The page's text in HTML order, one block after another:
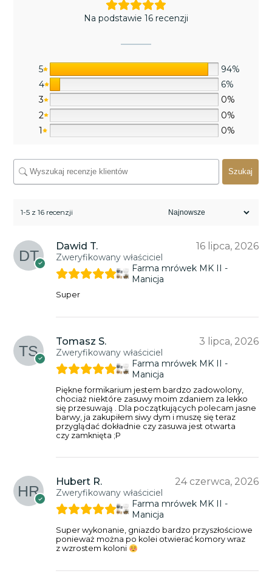
Na podstawie 16 recenzji
5
94%
4
6%
3
0%
2
0%
1
0%
Szukaj
1-5 z 16 recenzji
Dawid T.
Zweryfikowany właściciel
16 lipca, 2026
Farma mrówek MK II -
Manicja
Super
Tomasz S.
Zweryfikowany właściciel
3 lipca, 2026
Farma mrówek MK II -
Manicja
Piękne formikarium jestem bardzo zadowolony,
chociaż niektóre zasuwy moim zdaniem za lekko
się przesuwają . Dla początkujących polecam jasne
barwy, ja zakupiłem siwy dym i muszę się teraz
przyglądać dokładnie czy zasuwa jest otwarta
czy zamknięta ;P
Hubert R.
Zweryfikowany właściciel
24 czerwca, 2026
Farma mrówek MK II -
Manicja
Super wykonanie, gniazdo bardzo przyszłościowe
ponieważ można po kolei otwierać komory wraz
z wzrostem koloni